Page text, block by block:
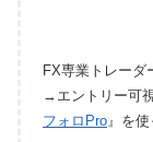
FX専業トレーダ
→エントリー可
フォロPro 』を